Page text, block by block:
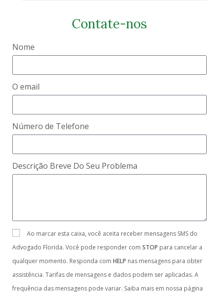
Contate-nos
Nome
O email
Número de Telefone
Descrição Breve Do Seu Problema
Ao marcar esta caixa, você aceita receber mensagens SMS do
Advogado Florida. Você pode responder com STOP para cancelar a
qualquer momento. Responda com HELP nas mensagens para obter
assistência. Tarifas de mensagens e dados podem ser aplicadas. A
frequência das mensagens pode variar. Saiba mais em nossa página